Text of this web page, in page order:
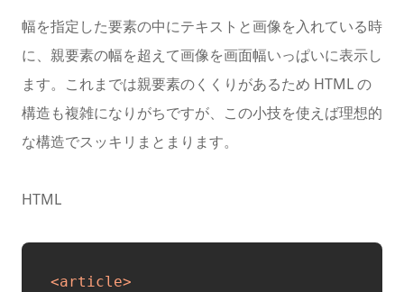
幅を指定した要素の中にテキストと画像を入れている時
に、親要素の幅を超えて画像を画面幅いっぱいに表示し
ます。これまでは親要素のくくりがあるため HTML の
構造も複雑になりがちですが、この小技を使えば理想的
な構造でスッキリまとまります。
HTML
<article>